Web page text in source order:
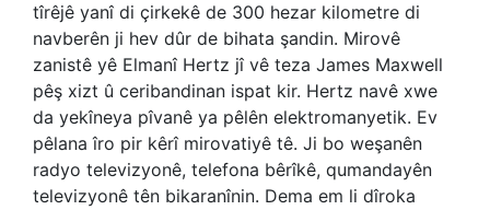
tîrêjê yanî di çirkekê de 300 hezar kilometre di
navberên ji hev dûr de bihata şandin. Mirovê
zanistê yê Elmanî Hertz jî vê teza James Maxwell
pêş xizt û ceribandinan ispat kir. Hertz navê xwe
da yekîneya pîvanê ya pêlên elektromanyetik. Ev
pêlana îro pir kêrî mirovatiyê tê. Ji bo weşanên
radyo televizyonê, telefona bêrîkê, qumandayên
televizyonê tên bikaranînin. Dema em li dîroka